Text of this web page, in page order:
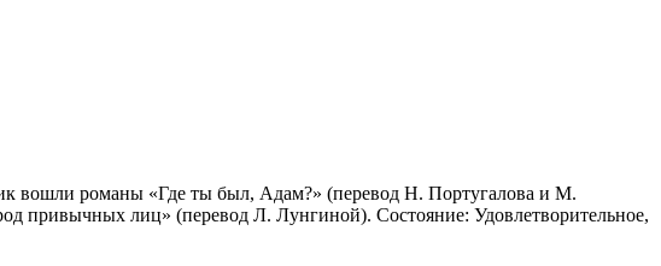
вошли романы «Где ты был, Адам?» (перевод Н. Португалова и М.
привычных лиц» (перевод Л. Лунгиной). Состояние: Удовлетворительное,